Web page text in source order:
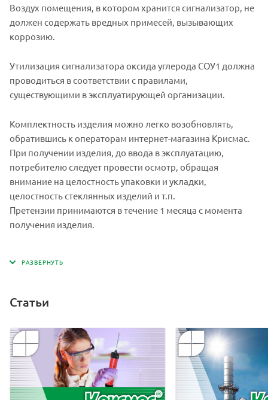
размеры, масса
0,8кг
Длина линии связи
Кабель для монтажа
КВВГЭ 4*1,5 (или
аналогичный с
наружным
диаметром от 9 до
Для СТГ-3-И-ХХ:
МКЭШВ 2*2*1,5 (или
аналогичный с
наружным
диаметром от 9 до
14мм)
Межкалибровочный
Межповерочный
Воздух помещения, в котором хранится сигнализатор, не
должен содержать вредных примесей, вызывающих
коррозию.
Утилизация сигнализатора оксида углерода СОУ1 должна
проводиться в соответствии с правилами,
существующими в эксплуатирующей организации.
Комплектность изделия можно легко возобновлять,
обратившись к операторам интернет-магазина Крисмас.
При получении изделия, до ввода в эксплуатацию,
потребителю следует провести осмотр, обращая
внимание на целостность упаковки и укладки,
целостность стеклянных изделий и т.п.
Претензии принимаются в течение 1 месяца с момента
получения изделия.
Статьи